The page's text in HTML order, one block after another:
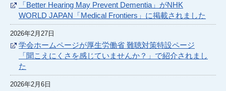
「Better Hearing May Prevent Dementia」がNHK
WORLD JAPAN「Medical Frontiers」に掲載されました
2026年2月27日
学会ホームページが厚生労働省 難聴対策特設ページ
「聞こえにくさを感じていませんか？」で紹介されまし
た
2026年2月6日